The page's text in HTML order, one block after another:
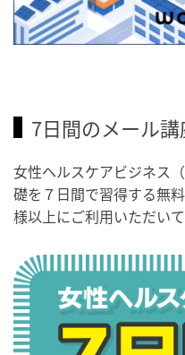
7日間のメール講
女性ヘルスケアビジネス
礎を７日間で習得する無
様以上にご利用いただいて